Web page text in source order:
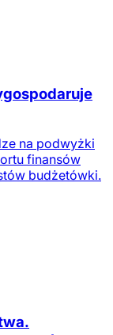
na podwyżki
finansów
budżetówki.